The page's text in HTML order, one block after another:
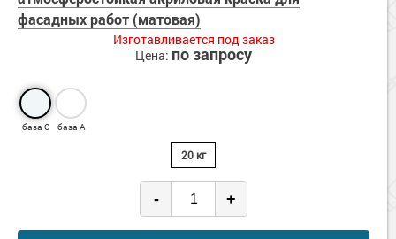
Сопутствующие товары
Морозостойкие краски для металла
Морозостойкие краски для фасада
фасадных работ (матовая)
Изготавливается под заказ
Цена: по запросу
база С база А
20 кг
- +